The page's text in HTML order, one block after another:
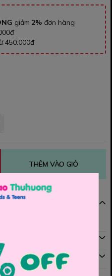
giảm 2% đơn hàng
450.000đ
THÊM VÀO GIỎ